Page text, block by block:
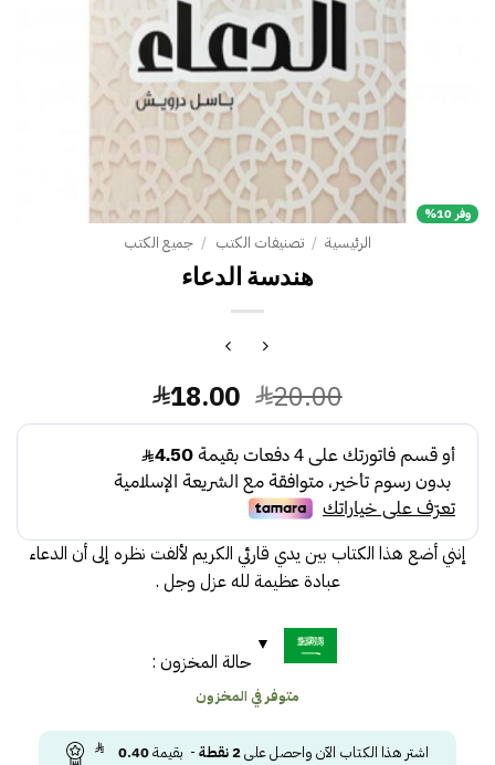
وفر 10%
الرئيسية / تصنيفات الكتب / جميع الكتب
هندسة الدعاء
20.00 السعر
الأصلي
هو:
20.00.
18.00 السعر
الحالي
هو:
18.00.
إنني أضع هذا الكتاب بين يدي قارئي الكريم لألفت نظره إلى أن الدعاء
عبادة عظيمة لله عزل وجل .
حالة المخزون :
متوفر في المخزون
اشتر هذا الكتاب الآن واحصل على2نقطة- بقيمة0.40